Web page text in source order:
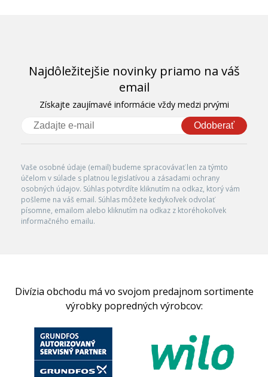
Najdôležitejšie novinky priamo na váš
email
Získajte zaujímavé informácie vždy medzi prvými
Odoberať
Vaše osobné údaje (email) budeme spracovávať len za týmto
účelom v súlade s platnou legislatívou a zásadami ochrany
osobných údajov. Súhlas potvrdíte kliknutím na odkaz, ktorý vám
pošleme na váš email. Súhlas môžete kedykoľvek odvolať
písomne, emailom alebo kliknutím na odkaz z ktoréhokoľvek
informačného emailu.
Divízia obchodu má vo svojom predajnom sortimente
výrobky popredných výrobcov: